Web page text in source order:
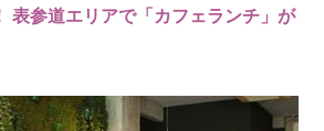
表参道エリアで「カフェランチ」が